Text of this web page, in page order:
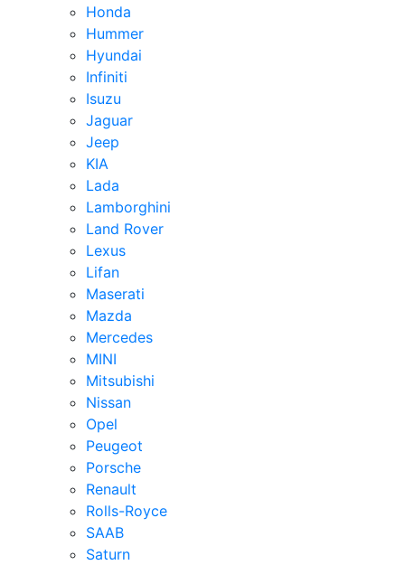
Honda
Hummer
Hyundai
Infiniti
Isuzu
Jaguar
Jeep
KIA
Lada
Lamborghini
Land Rover
Lexus
Lifan
Maserati
Mazda
Mercedes
MINI
Mitsubishi
Nissan
Opel
Peugeot
Porsche
Renault
Rolls-Royce
SAAB
Saturn